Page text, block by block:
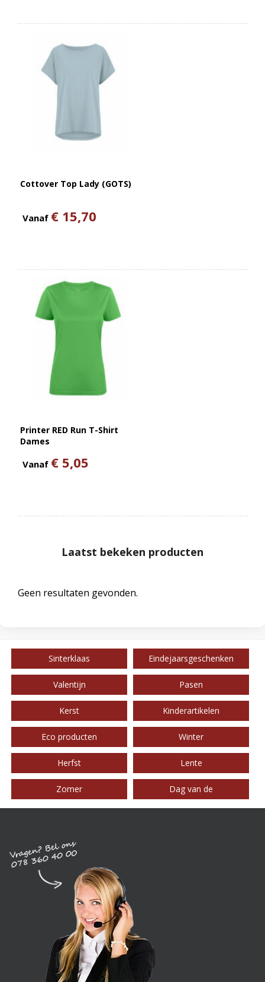
Cottover Top Lady (GOTS)
Vanaf € 15,70
Printer RED Run T-Shirt
Dames
Vanaf € 5,05
Laatst bekeken producten
Geen resultaten gevonden.
Sinterklaas Eindejaarsgeschenken
Valentijn Pasen
Kerst Kinderartikelen
Eco producten Winter
Herfst Lente
Zomer Dag van de